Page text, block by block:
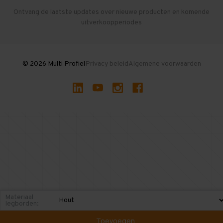
Gebruikte entresolvloeren
Ontvang de laatste updates over nieuwe producten en komende
uitverkoopperiodes
© 2026 Multi ProfielPrivacy beleidAlgemene voorwaarden
Materiaal
legborden:
Toevoegen